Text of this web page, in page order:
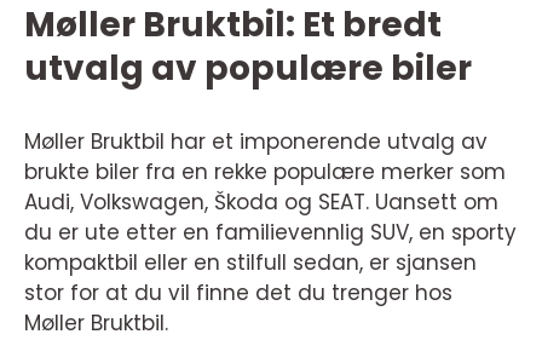
Møller Bruktbil: Et bredt
utvalg av populære biler
Møller Bruktbil har et imponerende utvalg av
brukte biler fra en rekke populære merker som
Audi, Volkswagen, Škoda og SEAT. Uansett om
du er ute etter en familievennlig SUV, en sporty
kompaktbil eller en stilfull sedan, er sjansen
stor for at du vil finne det du trenger hos
Møller Bruktbil.